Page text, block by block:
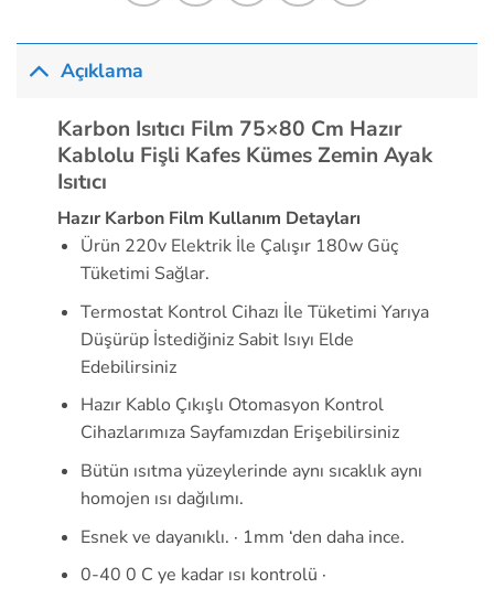
Açıklama
Karbon Isıtıcı Film 75×80 Cm Hazır
Kablolu Fişli Kafes Kümes Zemin Ayak
Isıtıcı
Hazır Karbon Film Kullanım Detayları
Ürün 220v Elektrik İle Çalışır 180w Güç
Tüketimi Sağlar.
Termostat Kontrol Cihazı İle Tüketimi Yarıya
Düşürüp İstediğiniz Sabit Isıyı Elde
Edebilirsiniz
Hazır Kablo Çıkışlı Otomasyon Kontrol
Cihazlarımıza Sayfamızdan Erişebilirsiniz
Bütün ısıtma yüzeylerinde aynı sıcaklık aynı
homojen ısı dağılımı.
Esnek ve dayanıklı. · 1mm ‘den daha ince.
0-40 0 C ye kadar ısı kontrolü ·